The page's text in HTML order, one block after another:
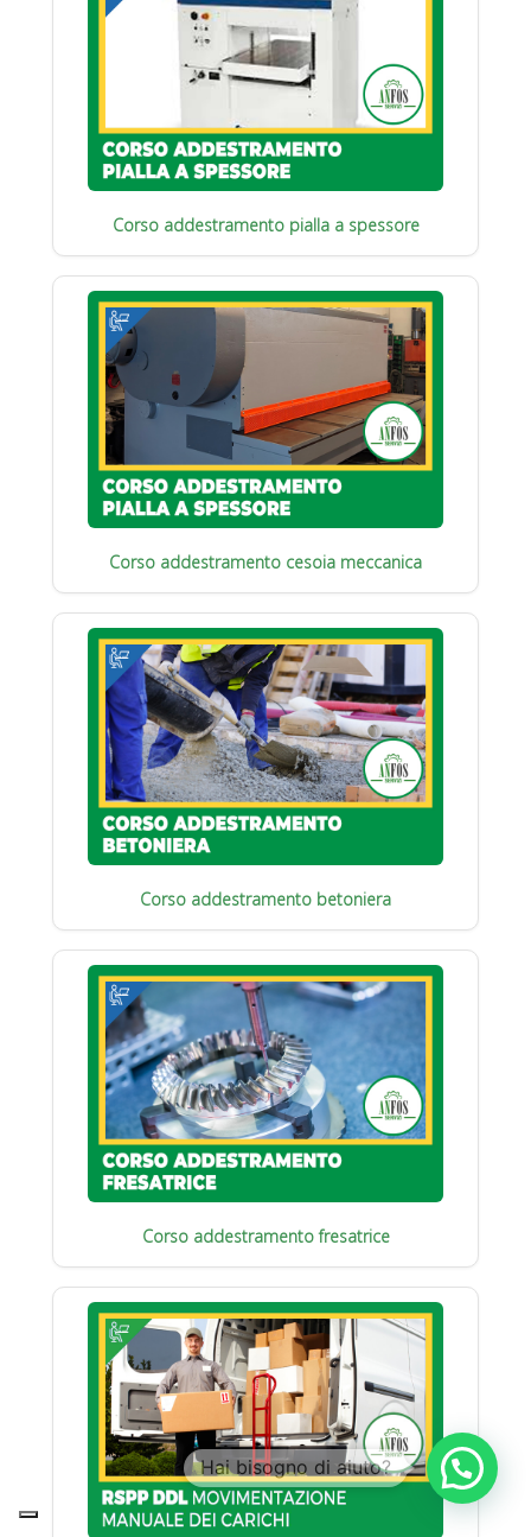
Corso addestramento pialla a spessore
Corso addestramento cesoia meccanica
Corso addestramento betoniera
Corso addestramento fresatrice